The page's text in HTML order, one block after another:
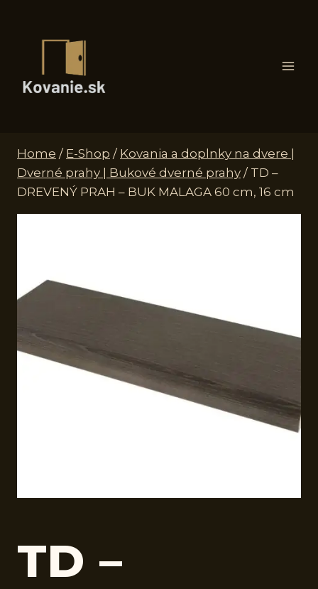
Home / E-Shop / Kovania a doplnky na dvere |
Dverné prahy | Bukové dverné prahy / TD –
DREVENÝ PRAH – BUK MALAGA 60 cm, 16 cm
TD –